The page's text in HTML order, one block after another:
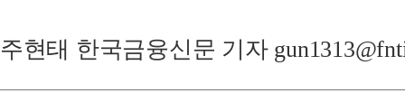
주현태 한국금융신문 기자